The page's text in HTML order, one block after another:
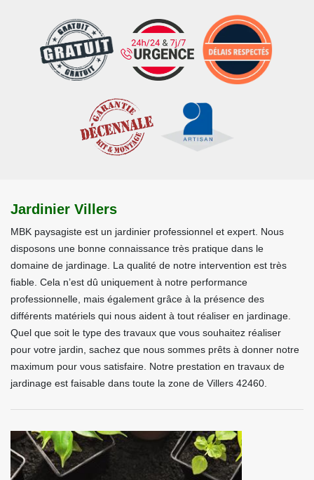
Jardinier Villers
MBK paysagiste est un jardinier professionnel et expert. Nous
disposons une bonne connaissance très pratique dans le
domaine de jardinage. La qualité de notre intervention est très
fiable. Cela n’est dû uniquement à notre performance
professionnelle, mais également grâce à la présence des
différents matériels qui nous aident à tout réaliser en jardinage.
Quel que soit le type des travaux que vous souhaitez réaliser
pour votre jardin, sachez que nous sommes prêts à donner notre
maximum pour vous satisfaire. Notre prestation en travaux de
jardinage est faisable dans toute la zone de Villers 42460.